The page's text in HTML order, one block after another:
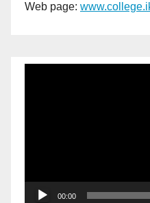
Web page: www.college.
00:00